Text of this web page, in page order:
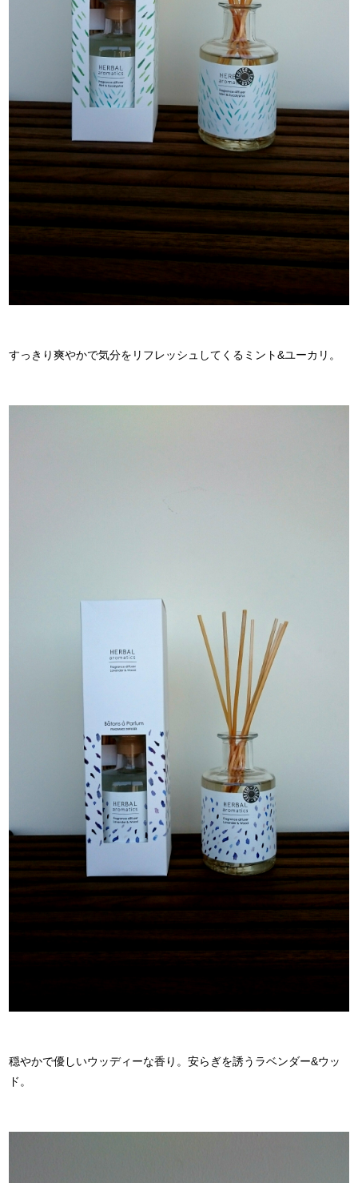
すっきり爽やかで気分をリフレッシュしてくるミント&ユーカリ。
穏やかで優しいウッディーな香り。安らぎを誘うラベンダー&ウッ
ド。